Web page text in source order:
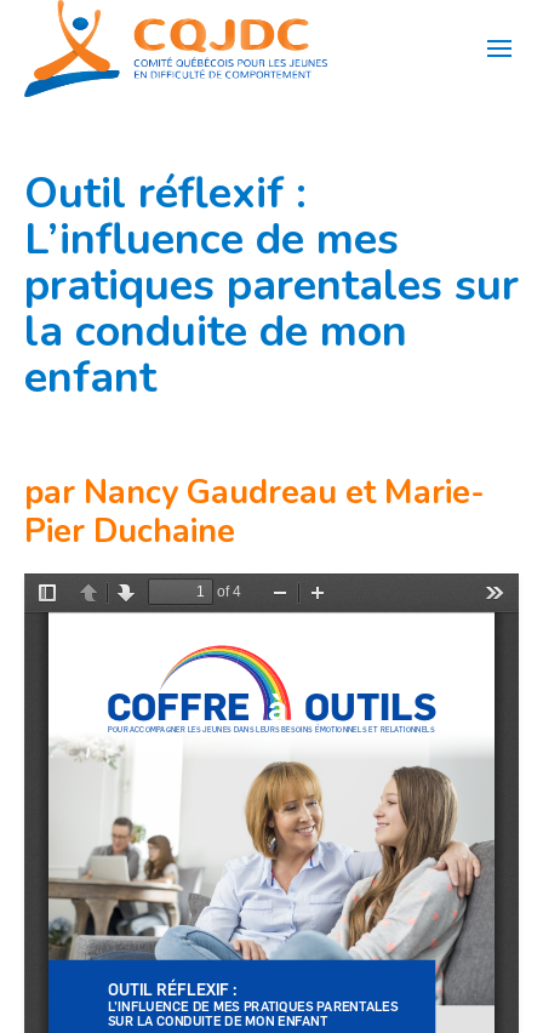
contenu
Outil réflexif :
L’influence de mes
pratiques parentales sur
la conduite de mon
enfant
par Nancy Gaudreau et Marie-
Pier Duchaine